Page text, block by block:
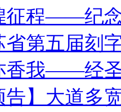
征程——纪
省第五届刻
香我——经
告】大道